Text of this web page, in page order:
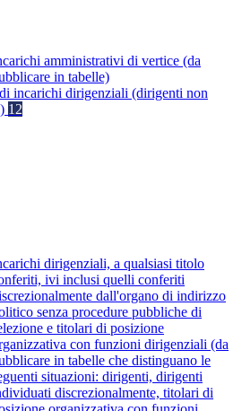
amministrativi di vertice (da
in tabelle)
incarichi dirigenziali (dirigenti non
12
dirigenziali, a qualsiasi titolo
ivi inclusi quelli conferiti
dall'organo di indirizzo
senza procedure pubbliche di
e titolari di posizione
con funzioni dirigenziali (da
in tabelle che distinguano le
situazioni: dirigenti, dirigenti
discrezionalmente, titolari di